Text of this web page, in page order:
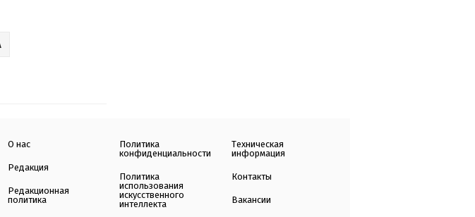
О нас
Редакция
Редакционная
политика
Политика
конфиденциальности
Политика
использования
искусственного
интеллекта
Техническая
информация
Контакты
Вакансии